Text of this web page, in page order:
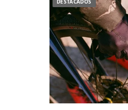
DESTACADOS